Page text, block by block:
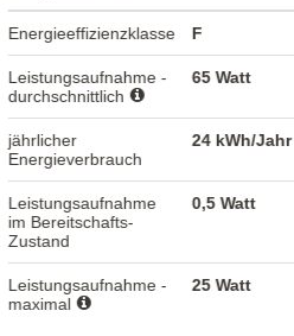
Energieeffizienzklasse F
Leistungsaufnahme -
durchschnittlich
65 Watt
jährlicher
Energieverbrauch
24 kWh/Jahr
Leistungsaufnahme
im Bereitschafts-
Zustand
0,5 Watt
Leistungsaufnahme -
maximal
25 Watt